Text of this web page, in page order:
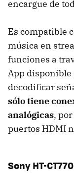
encargue de
Es compatible
música en
funciones a
App disponible
decodificar
sólo tiene
analógicas,
puertos HDMI
Sony HT-